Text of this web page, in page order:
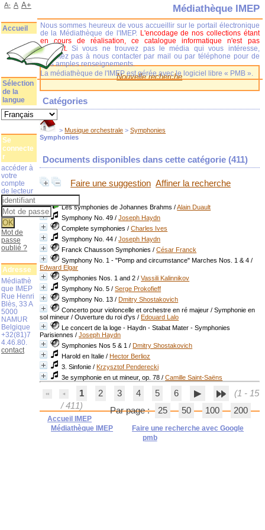
Nouvelle recherche
Catégories
>Musique orchestrale >Symphonies
Symphonies
Documents disponibles dans cette catégorie (411)
Faire une suggestion Affiner la recherche
Les symphonies de Johannes Brahms /Alain Duault
Symphony No. 49 /Joseph Haydn
Complete symphonies /Charles Ives
Symphony No. 44 /Joseph Haydn
Franck Chausson Symphonies /César Franck
Symphony No. 1 - "Pomp and circumstance" Marches Nos. 1 & 4 /
Edward Elgar
Symphonies Nos. 1 and 2 /Vassili Kalinnikov
Symphony No. 5 /Serge Prokofieff
Symphony No. 13 /Dmitry Shostakovich
Concerto pour violoncelle et orchestre en ré majeur / Symphonie en
sol mineur / Ouverture du roi d'ys /Edouard Lalo
Le concert de la loge - Haydn - Stabat Mater - Symphonies
Parisiennes /Joseph Haydn
Symphonies Nos 5 & 1 /Dmitry Shostakovich
Harold en Italie /Hector Berlioz
3. Sinfonie /Krzysztof Penderecki
3e symphonie en ut mineur, op. 78 /Camille Saint-Saëns
1 2 3 4 5 6
(1 - 15
/ 411)
Par page : 25 50 100 200
Accueil IMEP
Médiathèque IMEP
Faire une recherche avec Google
pmb
Médiathèque IMEP
Nous sommes heureux de vous accueillir sur le portail électronique
de la Médiathèque de l'IMEP. L'encodage de nos collections étant
en cours de réalisation, ce catalogue informatique n'est pas
complet.
Si vous ne trouvez pas le média qui vous intéresse,
n'hésitez pas à nous contacter par mail ou par téléphone pour de
plus amples renseignements.
La médiathèque de l'IMEP est gérée avec le logiciel libre « PMB ».
A- A A+
Accueil
Sélection
de la
langue
Se
connecte
r
accéder à
votre
compte
de lecteur
Mot de
passe
oublié ?
Adresse
Médiathè
que IMEP
Rue Henri
Blès, 33 A
5000
NAMUR
Belgique
+32(81)7
4.46.80.
contact